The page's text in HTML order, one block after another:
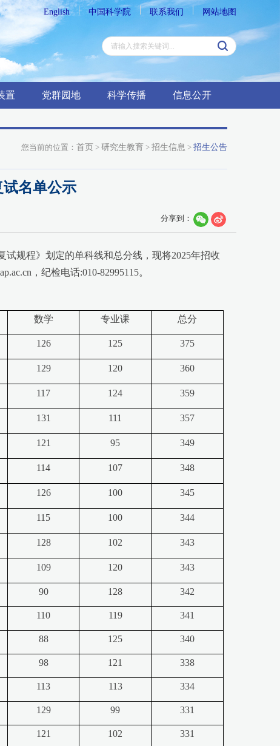
English 中国科学院 联系我们 网站地图
置 党群园地 科学传播 信息公开
您当前的位置： 首页 > 研究生教育 > 招生信息 > 招生公告
名单公示
分享到：
规程》划定的单科线和总分线，现将2025年招收
，纪检电话:010-82995115。
数学 专业课 总分
126 125 375
129 120 360
117 124 359
131 111 357
121 95 349
114 107 348
126 100 345
115 100 344
128 102 343
109 120 343
90 128 342
110 119 341
88 125 340
98 121 338
113 113 334
129 99 331
121 102 331